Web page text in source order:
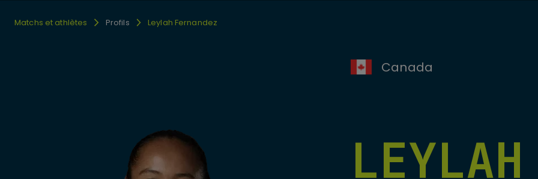
Matchs et athlètes Profils Leylah Fernandez
Canada
LEYLAH